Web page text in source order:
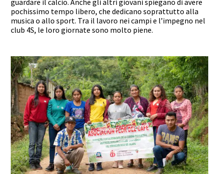
pochissimo tempo libero, che dedicano soprattutto alla
musica o allo sport. Tra il lavoro nei campi e l’impegno nel
club 4S, le loro giornate sono molto piene.